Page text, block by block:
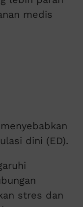
medis
dini (ED).
stres dan